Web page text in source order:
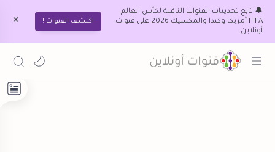
🔔 تابع تحديثات القنوات الناقلة لكأس العالم
FIFA أمريكا وكندا والمكسيك 2026 على قنوات
أونلاين.
اكتشف القنوات !